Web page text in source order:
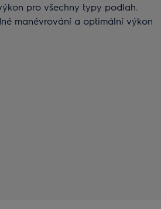
pro všechny typy podlah.
manévrování a optimální výkon